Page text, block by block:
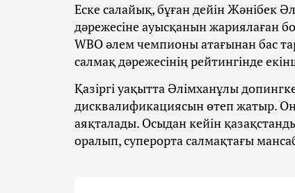
Еске салайық, бұған дейін Жәнібек
дәрежесіне ауысқанын жариялаған
WBO әлем чемпионы атағынан бас
салмақ дәрежесінің рейтингінде
Қазіргі уақытта Әлімханұлы
дисквалификациясын өтеп жатыр.
аяқталады. Осыдан кейін
оралып, суперорта салмақтағы